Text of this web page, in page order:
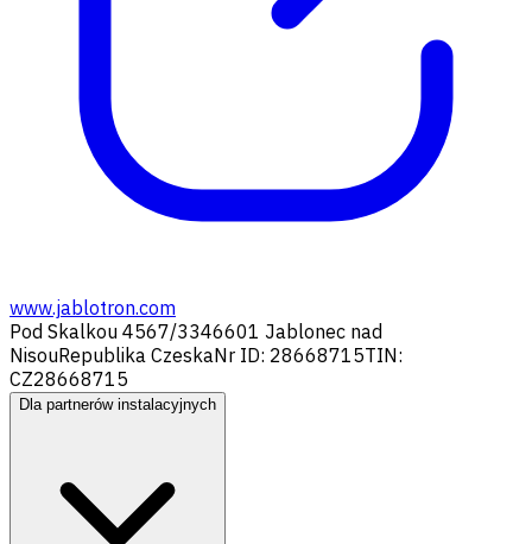
www.jablotron.com
Pod Skalkou 4567/3346601 Jablonec nad
NisouRepublika CzeskaNr ID: 28668715TIN:
CZ28668715
Dla partnerów instalacyjnych